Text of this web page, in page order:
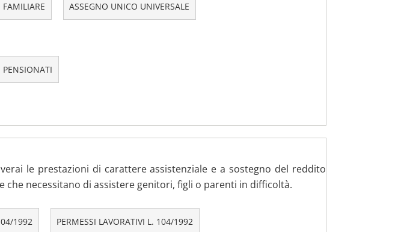
ASSEGNO UNICO UNIVERSALE
PENSIONATI
le prestazioni di carattere assistenziale e a sostegno del reddito
che necessitano di assistere genitori, figli o parenti in difficoltà.
1992 PERMESSI LAVORATIVI L. 104/1992